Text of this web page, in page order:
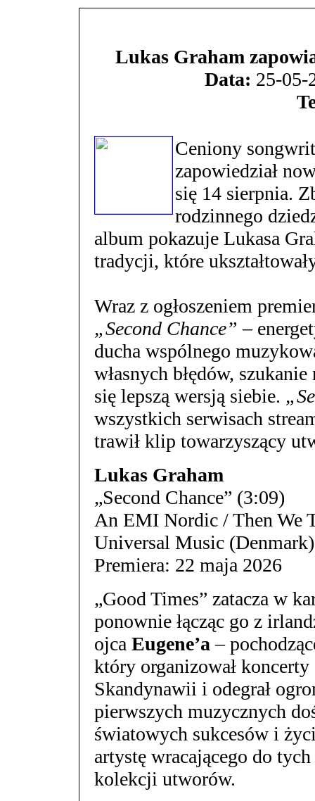
Lukas Graham
Data: 25-05-
Ceniony
zapowiedział
się 14 sierpnia.
rodzinnego
album pokazuje Lukasa
tradycji, które
Wraz z ogłoszeniem
„Second Chance” –
ducha wspólnego
własnych błędów,
się lepszą wersją siebie.
wszystkich serwisach
trawił klip towarzyszący
Lukas Graham
„Second Chance” (3:09)
An EMI Nordic / Then We
Universal Music
Premiera: 22 maja 2026
„Good Times” zatacza w
ponownie łącząc go z
ojca Eugene’a –
który organizował
Skandynawii i odegrał
pierwszych muzycznych
światowych sukcesów i
artystę wracającego do
kolekcji utworów.